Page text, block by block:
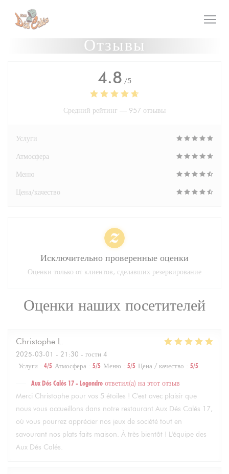
Панель управления cookies
Отзывы
Оценки наших посетителей
Christophe L
2025-03-01 - 21:30 - гости 4
Услуги : 4/5 Атмосфера : 5/5 Меню : 5/5 Цена / качество : 5/5
Aux Dés Calés 17 - Legendre ответил(а) на этот отзыв
Merci Christophe pour vos 5 étoiles ! C'est avec plaisir que
nous vous accueillons dans notre restaurant Aux Dés Calés 17,
où vous pourrez apprécier nos jeux de société tout en
savourant nos plats faits maison. À très bientôt ! L'équipe des
Aux Dés Calés.
4.8 /5
Средний рейтинг — 957 отзывы
Услуги
Атмосфера
Меню
Цена/качество
Исключительно проверенные оценки
Оценки только от клиентов, сделавших резервирование